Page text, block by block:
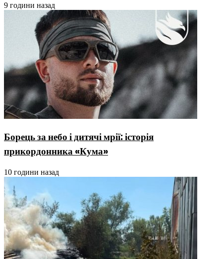
9 години назад
Борець за небо і дитячі мрії: історія
прикордонника «Кума»
10 години назад